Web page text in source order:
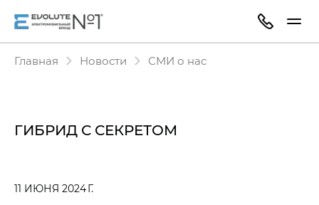
Главная Новости СМИ о нас
ГИБРИД С СЕКРЕТОМ
11 ИЮНЯ 2024 Г.